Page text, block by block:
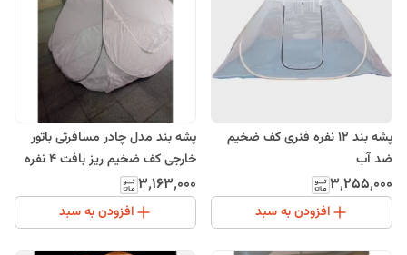
پشه بند 12 نفره فنری کف ضخیم
ضد آب
۳٬۲۵۵٬۰۰۰
افزودن به سبد
پشه بند مدل چادر مسافرتی باتور
خارجی کف ضخیم ریز بافت 4 نفره
۳٬۱۶۳٬۰۰۰
افزودن به سبد